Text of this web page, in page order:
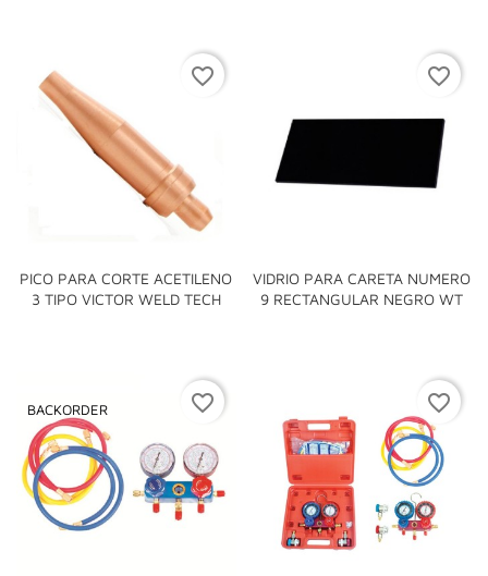
PICO PARA CORTE ACETILENO
3 TIPO VICTOR WELD TECH
favorite_border
VIDRIO PARA CARETA NUMERO
9 RECTANGULAR NEGRO WT
favorite_border
BACKORDER favorite_border favorite_border